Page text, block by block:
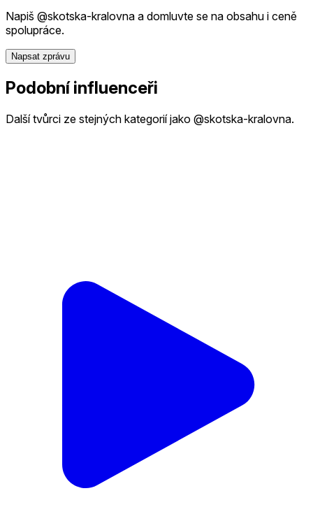
Napiš @skotska-kralovna a domluvte se na obsahu i ceně
spolupráce.
Napsat zprávu
Podobní influenceři
Další tvůrci ze stejných kategorií jako @skotska-kralovna.